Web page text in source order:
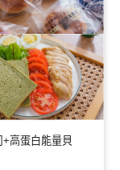
高蛋白能量貝